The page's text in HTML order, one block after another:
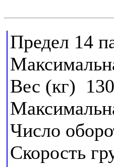
Предел 14
Вес (кг)
Число
Скорость